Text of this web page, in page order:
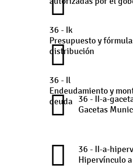
36 - Ik
Presupuesto y
distribución
36 - Il
Endeudamiento y
deuda
36 - II-a-
Gacetas
36 - II-a-
Hipervínculo